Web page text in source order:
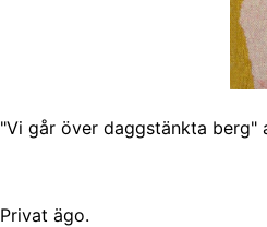
"Vi går över daggstänkta berg"
Privat ägo.